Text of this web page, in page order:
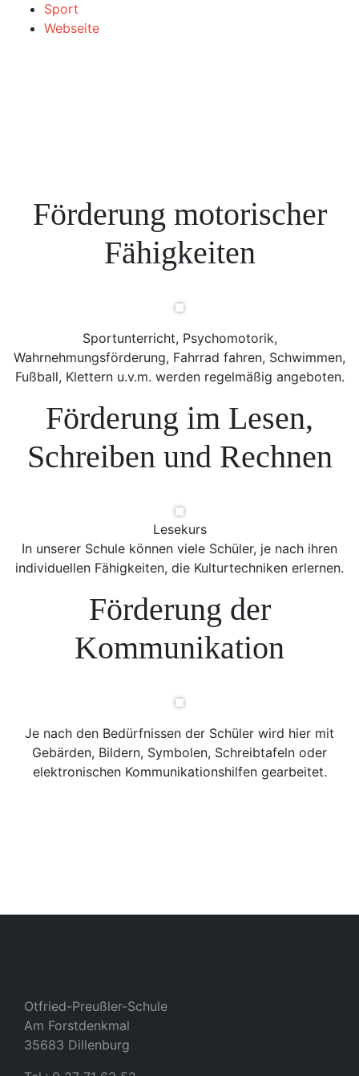
Sport
Webseite
Förderung motorischer
Fähigkeiten
Sportunterricht, Psychomotorik,
Wahrnehmungsförderung, Fahrrad fahren, Schwimmen,
Fußball, Klettern u.v.m. werden regelmäßig angeboten.
Förderung im Lesen,
Schreiben und Rechnen
Lesekurs
In unserer Schule können viele Schüler, je nach ihren
individuellen Fähigkeiten, die Kulturtechniken erlernen.
Förderung der
Kommunikation
Je nach den Bedürfnissen der Schüler wird hier mit
Gebärden, Bildern, Symbolen, Schreibtafeln oder
elektronischen Kommunikationshilfen gearbeitet.
Otfried-Preußler-Schule
Am Forstdenkmal
35683 Dillenburg